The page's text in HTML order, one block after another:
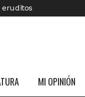
eruditos
MI OPINIÓN